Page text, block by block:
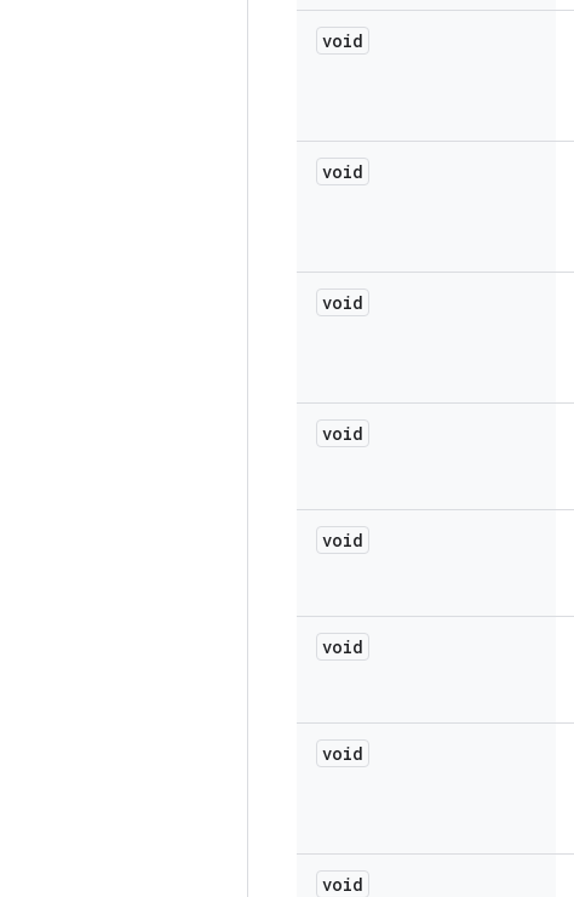
void
void
void
void
void
void
void
void